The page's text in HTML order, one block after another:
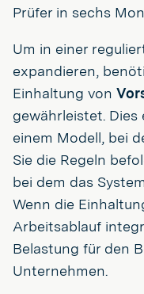
Prüfer in sechs
Um in einer
expandieren,
Einhaltung von
gewährleistet.
einem Modell, bei
Sie die Regeln
bei dem das
Wenn die
Arbeitsablauf
Belastung für den
Unternehmen.